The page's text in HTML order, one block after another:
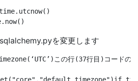
を変更します
この行(37行目)コード